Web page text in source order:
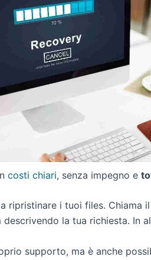
costi chiari, senza impegno e
ripristinare i tuoi files. Chiama il
la tua richiesta. In
supporto, ma è anche